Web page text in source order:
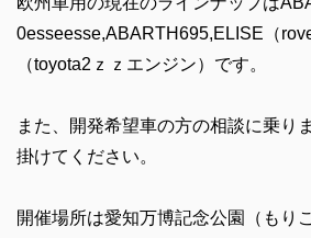
0esseesse,ABARTH695,ELISE（
（toyota2ｚｚエンジン）です。
また、開発希望車の方の相談に乗り
掛けてください。
開催場所は愛知万博記念公園（もり